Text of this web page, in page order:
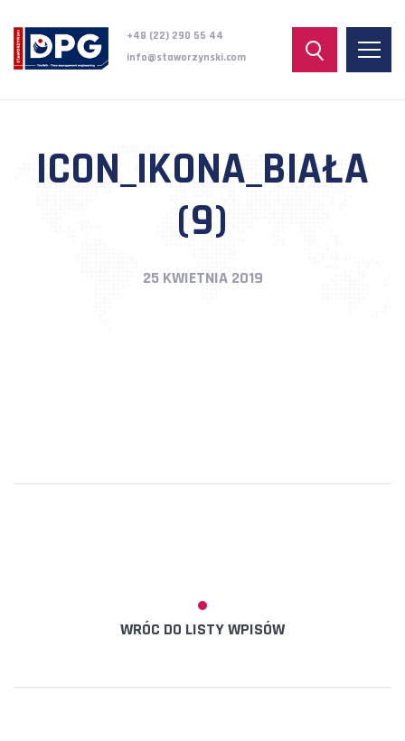
+48 (22) 290 55 44
info@staworzynski.com
ICON_IKONA_BIAŁA
(9)
25 KWIETNIA 2019
WRÓC DO LISTY WPISÓW